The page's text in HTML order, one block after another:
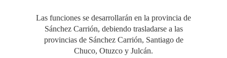
Las funciones se desarrollarán en la provincia de
Sánchez Carrión, debiendo trasladarse a las
provincias de Sánchez Carrión, Santiago de
Chuco, Otuzco y Julcán.